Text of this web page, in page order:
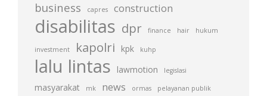
business capres construction
disabilitas dpr finance hair hukum
investment kapolri kpk kuhp
lalu lintas lawmotion legislasi
masyarakat mk news ormas pelayanan publik